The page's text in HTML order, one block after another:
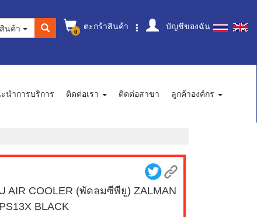
0 ตะกร้าสินค้า บัญชีของฉัน
นค้า
นำการบริการ ติดต่อเรา ติดต่อสาขา
ลูกค้าองค์กร
AIR COOLER (พัดลมซีพียู) ZALMAN
BLACK